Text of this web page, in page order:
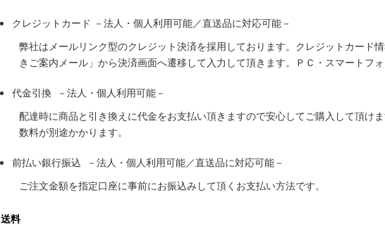
クレジットカード －法人・個人利用可能／直送品に対応可能－
弊社はメールリンク型のクレジット決済を採用しております。クレジットカード
きご案内メール」から決済画面へ遷移して入力して頂きます。ＰＣ・スマートフ
代金引換 －法人・個人利用可能－
配達時に商品と引き換えに代金をお支払い頂きますので安心してご購入して頂け
数料が別途かかります。
前払い銀行振込 －法人・個人利用可能／直送品に対応可能－
ご注文金額を指定口座に事前にお振込みして頂くお支払い方法です。
送料